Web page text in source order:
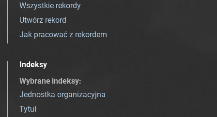
Wszystkie rekordy
Utwórz rekord
Jak pracować z rekordem
Indeksy
Wybrane indeksy:
Jednostka organizacyjna
Tytuł